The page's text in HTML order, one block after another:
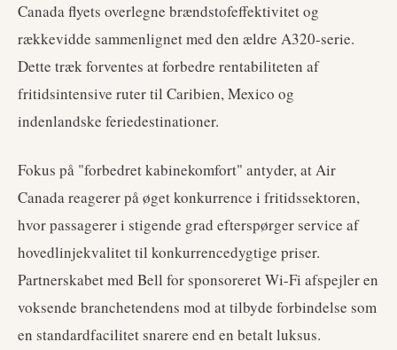
Canada flyets overlegne brændstofeffektivitet og
rækkevidde sammenlignet med den ældre A320-serie.
Dette træk forventes at forbedre rentabiliteten af
fritidsintensive ruter til Caribien, Mexico og
indenlandske feriedestinationer.
Fokus på "forbedret kabinekomfort" antyder, at Air
Canada reagerer på øget konkurrence i fritidssektoren,
hvor passagerer i stigende grad efterspørger service af
hovedlinjekvalitet til konkurrencedygtige priser.
Partnerskabet med Bell for sponsoreret Wi-Fi afspejler en
voksende branchetendens mod at tilbyde forbindelse som
en standardfacilitet snarere end en betalt luksus.